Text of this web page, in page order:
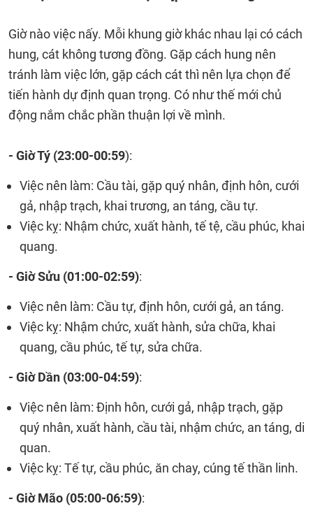
Giờ nào việc nấy. Mỗi khung giờ khác nhau lại có cách
hung, cát không tương đồng. Gặp cách hung nên
tránh làm việc lớn, gặp cách cát thì nên lựa chọn để
tiến hành dự định quan trọng. Có như thế mới chủ
động nắm chắc phần thuận lợi về mình.
- Giờ Tý (23:00-00:59):
Việc nên làm: Cầu tài, gặp quý nhân, định hôn, cưới
gả, nhập trạch, khai trương, an táng, cầu tự.
Việc kỵ: Nhậm chức, xuất hành, tế tệ, cầu phúc, khai
quang.
- Giờ Sửu (01:00-02:59):
Việc nên làm: Cầu tự, định hôn, cưới gả, an táng.
Việc kỵ: Nhậm chức, xuất hành, sửa chữa, khai
quang, cầu phúc, tế tự, sửa chữa.
- Giờ Dần (03:00-04:59):
Việc nên làm: Định hôn, cưới gả, nhập trạch, gặp
quý nhân, xuất hành, cầu tài, nhậm chức, an táng, di
quan.
Việc kỵ: Tế tự, cầu phúc, ăn chay, cúng tế thần linh.
- Giờ Mão (05:00-06:59):